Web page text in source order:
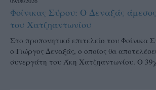
Φοίνικας Σύρου: Ο Δεναξάς
του Χατζηαντωνίου
Στο προπονητικό επιτελείο του Φοίνικα
ο Γιώργος Δεναξάς, ο οποίος θα
συνεργάτη του Άκη Χατζηαντωνίου. Ο